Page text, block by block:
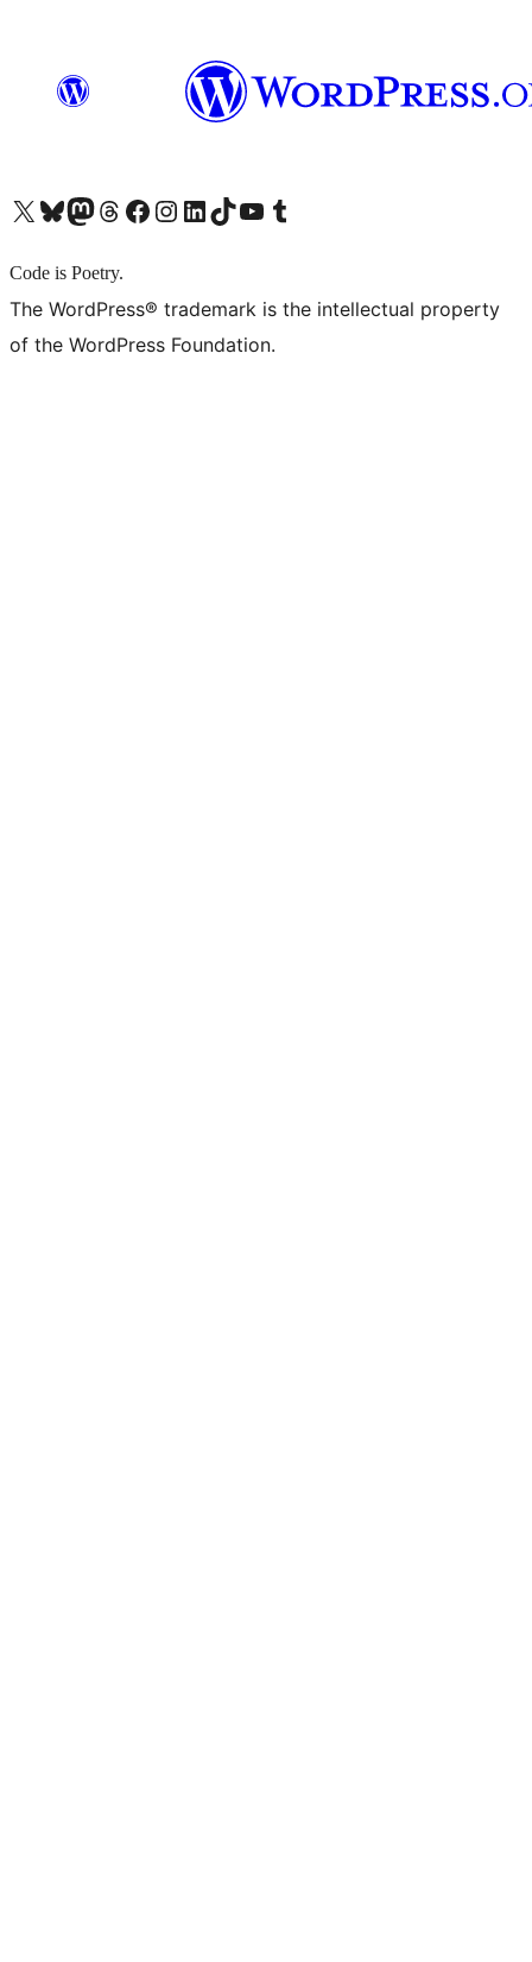
X (旧 Twitter) アカウントへBluesky アカウントへMastodon アカウントへThreads アカウントへ Facebook ページへInstagram アカウントへ LinkedIn アカウントへTikTok アカウントへYouTube チャンネルへ Tumblr アカウントへ
Code is Poetry.
The WordPress® trademark is the intellectual property
of the WordPress Foundation.